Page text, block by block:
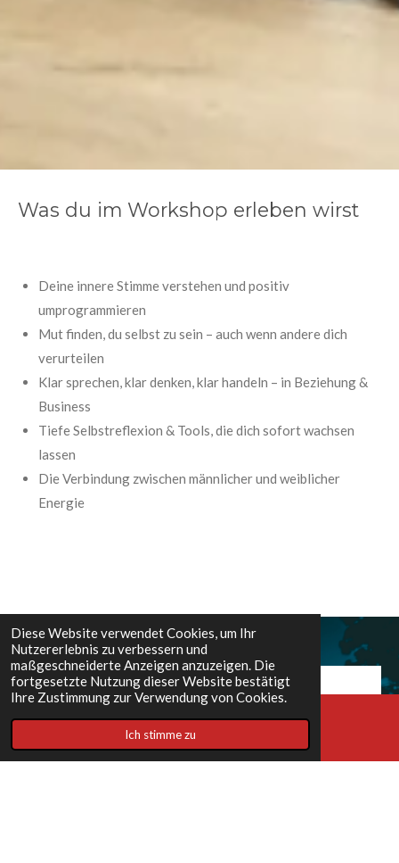
Diese Website verwendet Cookies, um Ihr
Nutzererlebnis zu verbessern und
maßgeschneiderte Anzeigen anzuzeigen. Die
fortgesetzte Nutzung dieser Website bestätigt
Ihre Zustimmung zur Verwendung von Cookies.
Ich stimme zu
Was du im Workshop erleben wirst
Deine innere Stimme verstehen und positiv
umprogrammieren
Mut finden, du selbst zu sein – auch wenn andere dich
verurteilen
Klar sprechen, klar denken, klar handeln – in Beziehung &
Business
Tiefe Selbstreflexion & Tools, die dich sofort wachsen
lassen
Die Verbindung zwischen männlicher und weiblicher
Energie
„Du gehst nicht mehr als
der Mensch raus, der du